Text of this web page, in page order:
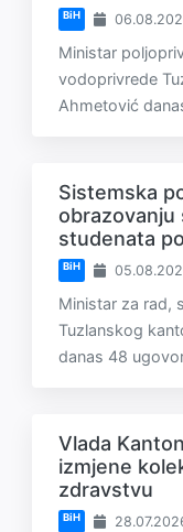
BiH
Ministar
vodoprivrede
Ahmetović
Sistemska
obrazovanju
studenata
BiH
Ministar za rad,
Tuzlanskog
danas 48
Vlada
izmjene
zdravstvu
BiH